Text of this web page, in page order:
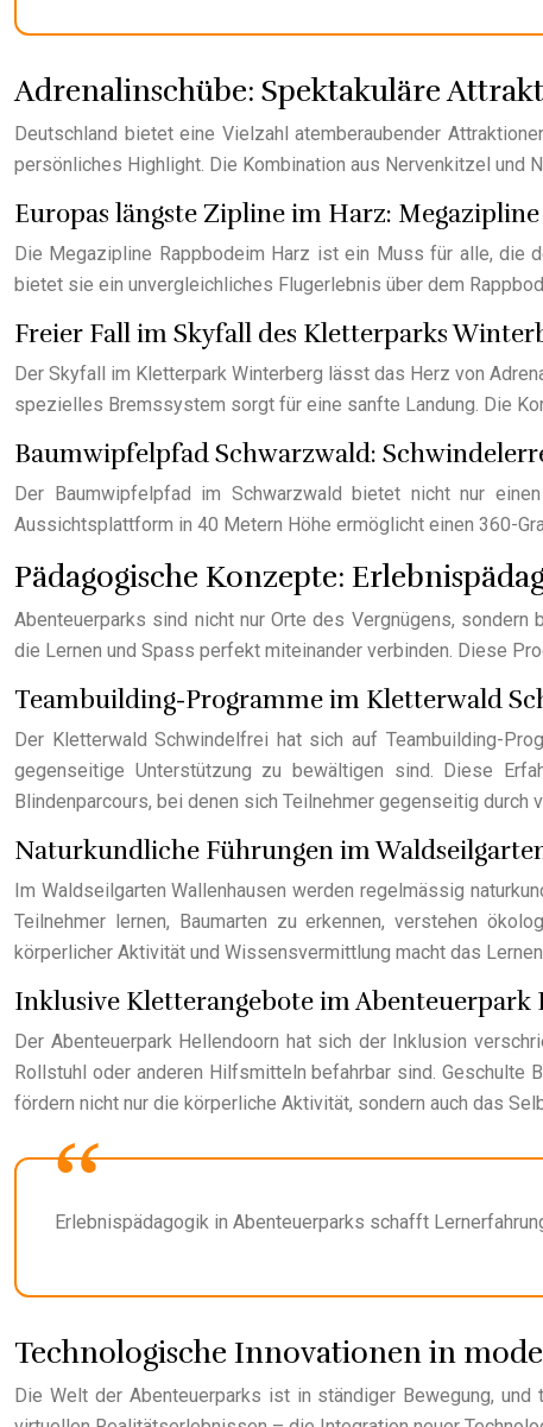
Adrenalinschübe: Spektakuläre
Deutschland bietet eine Vielzahl atemberaubender
persönliches Highlight. Die Kombination aus Nervenkitzel und
Europas längste Zipline im Harz:
Die Megazipline Rappbodeim Harz ist ein Muss für alle, die
bietet sie ein unvergleichliches Flugerlebnis über dem
Freier Fall im Skyfall des Kletterparks
Der Skyfall im Kletterpark Winterberg lässt das Herz von
spezielles Bremssystem sorgt für eine sanfte Landung. Die
Baumwipfelpfad Schwarzwald:
Der Baumwipfelpfad im Schwarzwald bietet nicht nur
Aussichtsplattform in 40 Metern Höhe ermöglicht einen 360-
Pädagogische Konzepte:
Abenteuerparks sind nicht nur Orte des Vergnügens,
die Lernen und Spass perfekt miteinander verbinden. Diese
Teambuilding-Programme im Kletterwald
Der Kletterwald Schwindelfrei hat sich auf Teambuilding-
gegenseitige Unterstützung zu bewältigen sind. Diese
Blindenparcours, bei denen sich Teilnehmer gegenseitig durch
Naturkundliche Führungen im
Im Waldseilgarten Wallenhausen werden regelmässig
Teilnehmer lernen, Baumarten zu erkennen, verstehen
körperlicher Aktivität und Wissensvermittlung macht das
Inklusive Kletterangebote im Abenteuerpark
Der Abenteuerpark Hellendoorn hat sich der Inklusion
Rollstuhl oder anderen Hilfsmitteln befahrbar sind.
fördern nicht nur die körperliche Aktivität, sondern auch das
Erlebnispädagogik in Abenteuerparks schafft
Technologische Innovationen in
Die Welt der Abenteuerparks ist in ständiger Bewegung,